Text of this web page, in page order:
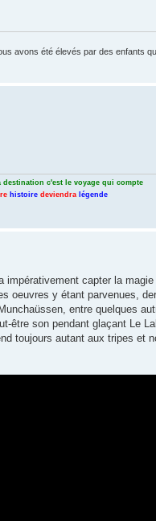
avons été élevés par des enfants
destination c'est le voyage qui compte
histoire deviendra légende
capter la
oeuvres y étant parvenues,
entre quelques
son pendant glaçant Le
toujours autant aux tripes et